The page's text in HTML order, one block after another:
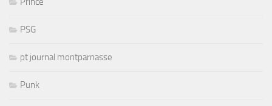
PSG
pt journal montparnasse
Punk